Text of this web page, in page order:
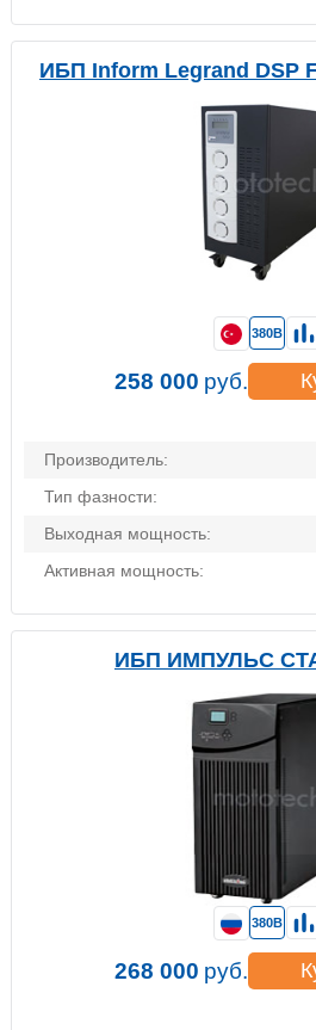
ИБП Inform Legrand DSP
Производитель:
Тип фазности:
Выходная мощность:
Активная мощность:
380В
258 000 руб.
ИБП ИМПУЛЬС
380В
268 000 руб.